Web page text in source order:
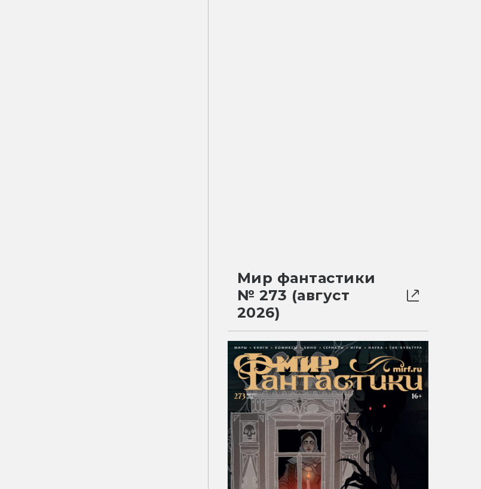
Мир фантастики
№ 273 (август
2026)